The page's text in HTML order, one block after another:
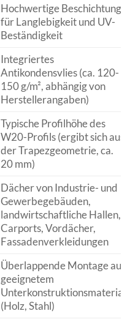
Hochwertige Beschichtung
für Langlebigkeit und UV-
Beständigkeit
Integriertes
Antikondensvlies (ca. 120-
150 g/m², abhängig von
Herstellerangaben)
Typische Profilhöhe des
W20-Profils (ergibt sich aus
der Trapezgeometrie, ca.
20 mm)
Dächer von Industrie- und
Gewerbegebäuden,
landwirtschaftliche Hallen,
Carports, Vordächer,
Fassadenverkleidungen
Überlappende Montage auf
geeignetem
Unterkonstruktionsmaterial
(Holz, Stahl)